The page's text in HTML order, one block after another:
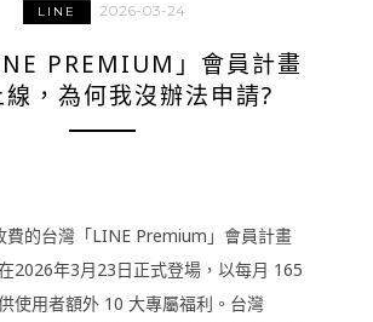
LINE 2026-03-24
PREMIUM」會員計畫
線，為何我沒辦法申請?
費的台灣「LINE Premium」會員計畫
2026年3月23日正式登場，以每月 165
使用者額外 10 大專屬福利。台灣